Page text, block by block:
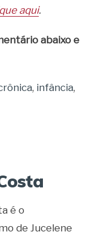
aqui.
abaixo e
, infância,
é o
de Jucelene